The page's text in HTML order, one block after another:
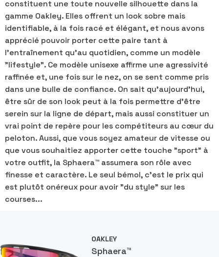
constituent une toute nouvelle silhouette dans la
gamme Oakley. Elles offrent un look sobre mais
identifiable, à la fois racé et élégant, et nous avons
apprécié pouvoir porter cette paire tant à
l'entraînement qu'au quotidien, comme un modèle
"lifestyle". Ce modèle unisexe affirme une agressivité
raffinée et, une fois sur le nez, on se sent comme pris
dans une bulle de confiance. On sait qu'aujourd'hui,
être sûr de son look peut à la fois permettre d'être
serein sur la ligne de départ, mais aussi constituer un
vrai point de repère pour les compétiteurs au cœur du
peloton. Aussi, que vous soyez amateur de vitesse ou
que vous souhaitiez apporter cette touche "sport" à
votre outfit, la Sphaera™ assumera son rôle avec
finesse et caractère. Le seul bémol, c'est le prix qui
est plutôt onéreux pour avoir "du style" sur les
courses...
OAKLEY
Sphaera™